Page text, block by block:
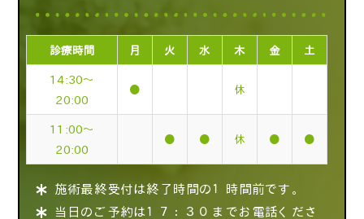
診療時間 月 火 水 木 金 土
14:30～
20:00
● 休
11:00～
20:00
● ● 休 ● ●
施術最終受付は終了時間の１時間前です。
当日のご予約は１７：３０までお電話くださ